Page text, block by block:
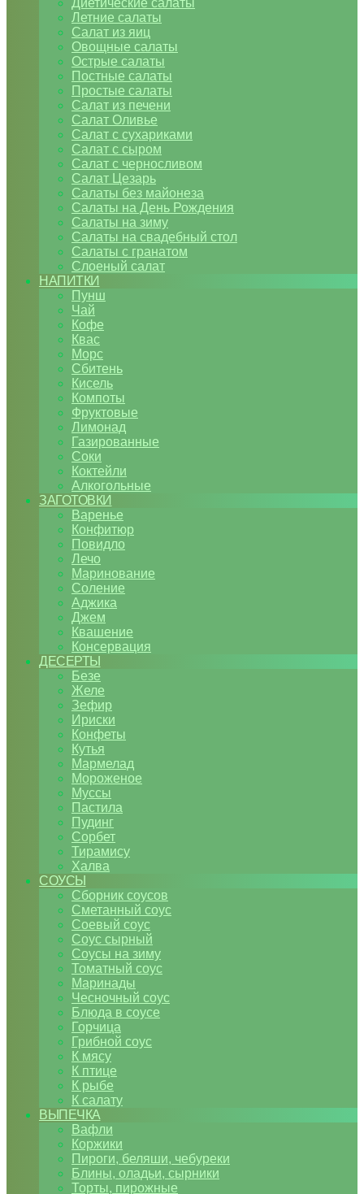
Диетические салаты
Летние салаты
Салат из яиц
Овощные салаты
Острые салаты
Постные салаты
Простые салаты
Салат из печени
Салат Оливье
Салат с сухариками
Салат с сыром
Салат с черносливом
Салат Цезарь
Салаты без майонеза
Салаты на День Рождения
Салаты на зиму
Салаты на свадебный стол
Салаты с гранатом
Слоеный салат
НАПИТКИ
Пунш
Чай
Кофе
Квас
Морс
Сбитень
Кисель
Компоты
Фруктовые
Лимонад
Газированные
Соки
Коктейли
Алкогольные
ЗАГОТОВКИ
Варенье
Конфитюр
Повидло
Лечо
Маринование
Соление
Аджика
Джем
Квашение
Консервация
ДЕСЕРТЫ
Безе
Желе
Зефир
Ириски
Конфеты
Кутья
Мармелад
Мороженое
Муссы
Пастила
Пудинг
Сорбет
Тирамису
Халва
СОУСЫ
Сборник соусов
Сметанный соус
Соевый соус
Соус сырный
Соусы на зиму
Томатный соус
Маринады
Чесночный соус
Блюда в соусе
Горчица
Грибной соус
К мясу
К птице
К рыбе
К салату
ВЫПЕЧКА
Вафли
Коржики
Пироги, беляши, чебуреки
Блины, оладьи, сырники
Торты, пирожные